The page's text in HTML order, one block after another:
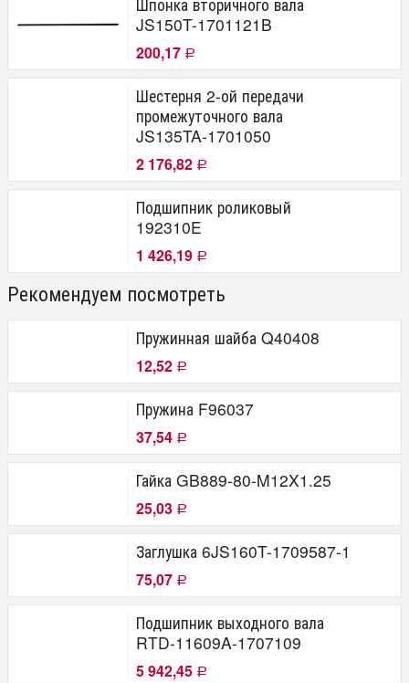
JS150T-1701121B
200,17 Р
Шестерня 2-ой передачи
промежуточного вала
JS135TA-1701050
2 176,82 Р
Подшипник роликовый
192310E
1 426,19 Р
Рекомендуем посмотреть
Пружинная шайба Q40408
12,52 Р
Пружина F96037
37,54 Р
Гайка GB889-80-M12X1.25
25,03 Р
Заглушка 6JS160T-1709587-1
75,07 Р
Подшипник выходного вала
RTD-11609A-1707109
5 942,45 Р